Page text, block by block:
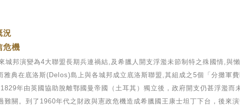
況
危機
邦演變為4大聯盟長期兵連禍結,及希臘人開支浮濫未節制特之殊國情,與
典在底洛斯(Delos)島上與各城邦成立底洛斯聯盟,其組成之5個「分攤軍
年由英國協助脫離鄂國曼帝國（土耳其）獨立後，政府開支仍甚浮濫而
關。到了1960年代之財政與憲政危機造成希臘國王康士坦丁下台，後來